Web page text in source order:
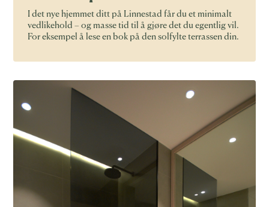
I det nye hjemmet ditt på Linnestad får du et minimalt
vedlikehold – og masse tid til å gjøre det du egentlig vil.
For eksempel å lese en bok på den solfylte terrassen din.